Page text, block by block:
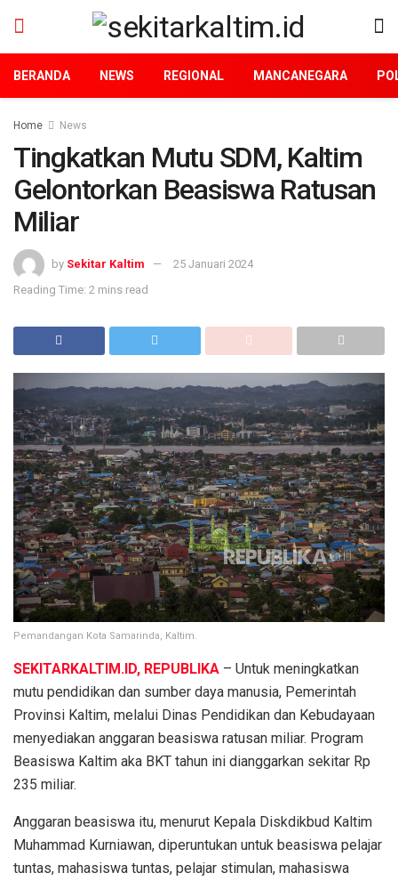
BERANDA NEWS REGIONAL MANCANEGARA
Home News
Tingkatkan Mutu SDM, Kaltim
Gelontorkan Beasiswa Ratusan
Miliar
by Sekitar Kaltim
25 Januari 2024
Reading Time: 2 mins read
Pemandangan Kota Samarinda, Kaltim.
SEKITARKALTIM.ID, REPUBLIKA – Untuk meningkatkan
mutu pendidikan dan sumber daya manusia, Pemerintah
Provinsi Kaltim, melalui Dinas Pendidikan dan Kebudayaan
menyediakan anggaran beasiswa ratusan miliar. Program
Beasiswa Kaltim aka BKT tahun ini dianggarkan sekitar Rp
235 miliar.
Anggaran beasiswa itu, menurut Kepala Diskdikbud Kaltim
Muhammad Kurniawan, diperuntukan untuk beasiswa pelajar
tuntas, mahasiswa tuntas, pelajar stimulan, mahasiswa